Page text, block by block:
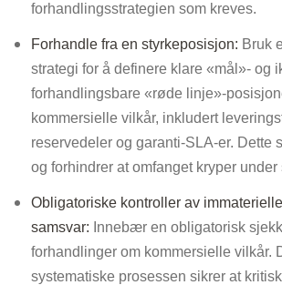
forhandlingsstrategien som kreves.
Forhandle fra en styrkeposisjon: Bruk
strategi for å definere klare «mål»- og
forhandlingsbare «røde linje»-
kommersielle vilkår, inkludert
reservedeler og garanti-SLA-er. Dette
og forhindrer at omfanget kryper under
Obligatoriske kontroller av
samsvar: Innebær en obligatorisk
forhandlinger om kommersielle vilkår.
systematiske prosessen sikrer at